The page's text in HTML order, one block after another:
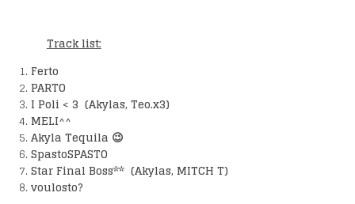
Track list:
Ferto
PARTO
I Poli < 3 (Akylas, Teo.x3)
MELI^^
Akyla Tequila 😉
SpastoSPASTO
Star Final Boss** (Akylas, MITCH T)
voulosto?